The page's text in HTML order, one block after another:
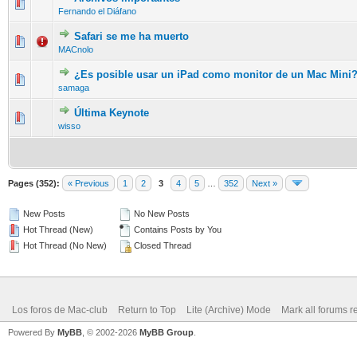
Fernando el Diáfano
0 Vote(s) - 0 out of 5 in Average
123
Safari se me ha muerto
MACnolo
0 Vote(s) - 0 out of 5 in Average
12 34
¿Es posible usar un iPad como monitor de un Mac Mini?
samaga
0 Vote(s) - 0 out of 5 in Average
123 45
Última Keynote
wisso
0 Vote(s) - 0 out of 5 in Average
Pages (352): « Previous 1 2 3 4 5 352 Next »
New Posts
Hot Thread (New)
Hot Thread (No New)
No New Posts
Contains Posts by You
Closed Thread
Los foros de Mac-club Return to Top Lite (Archive) Mode Mark all forums
Powered By MyBB , © 2002-2026 MyBB Group